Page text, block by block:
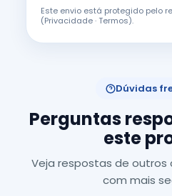
Este envio está protegido pelo
(Privacidade·Termos).
Dúvidas
Perguntas
este
Veja respostas de outros
com mais